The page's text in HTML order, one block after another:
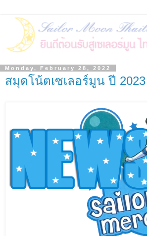
Monday, February 28, 2022
สมุดโน้ตเซเลอร์มูน ปี 2023